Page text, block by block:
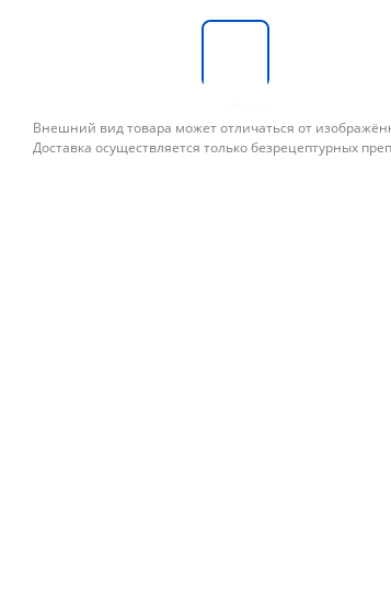
Внешний вид товара может отличаться от
Доставка осуществляется только безрецептурных